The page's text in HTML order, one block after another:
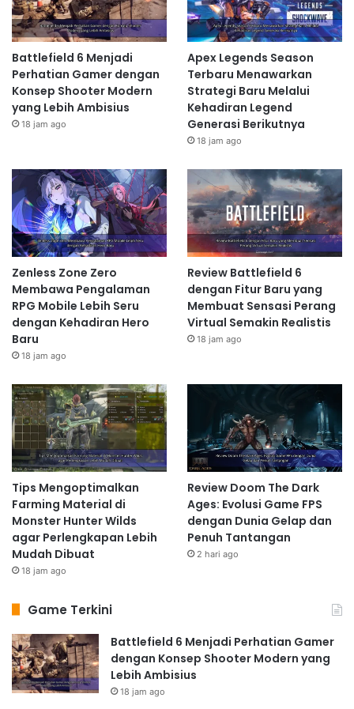
Battlefield 6 Menjadi
Perhatian Gamer dengan
Konsep Shooter Modern
yang Lebih Ambisius
18 jam ago
Apex Legends Season
Terbaru Menawarkan
Strategi Baru Melalui
Kehadiran Legend
Generasi Berikutnya
18 jam ago
Zenless Zone Zero
Membawa Pengalaman
RPG Mobile Lebih Seru
dengan Kehadiran Hero
Baru
18 jam ago
Review Battlefield 6
dengan Fitur Baru yang
Membuat Sensasi Perang
Virtual Semakin Realistis
18 jam ago
Tips Mengoptimalkan
Farming Material di
Monster Hunter Wilds
agar Perlengkapan Lebih
Mudah Dibuat
18 jam ago
Review Doom The Dark
Ages: Evolusi Game FPS
dengan Dunia Gelap dan
Penuh Tantangan
2 hari ago
Game Terkini
Battlefield 6 Menjadi Perhatian Gamer
dengan Konsep Shooter Modern yang
Lebih Ambisius
18 jam ago